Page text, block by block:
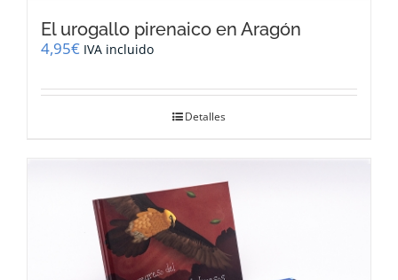
El urogallo pirenaico en Aragón
4,95€ IVA incluido
Detalles